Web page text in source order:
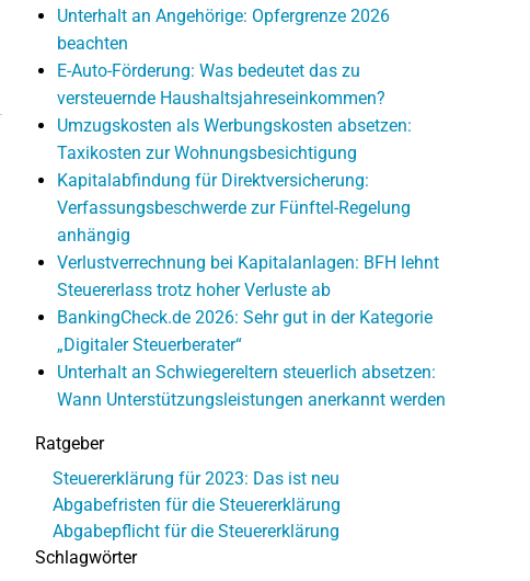
Unterhalt an Angehörige: Opfergrenze 2026
beachten
E-Auto-Förderung: Was bedeutet das zu
versteuernde Haushaltsjahreseinkommen?
Umzugskosten als Werbungskosten absetzen:
Taxikosten zur Wohnungsbesichtigung
Kapitalabfindung für Direktversicherung:
Verfassungsbeschwerde zur Fünftel-Regelung
anhängig
Verlustverrechnung bei Kapitalanlagen: BFH lehnt
Steuererlass trotz hoher Verluste ab
BankingCheck.de 2026: Sehr gut in der Kategorie
„Digitaler Steuerberater“
Unterhalt an Schwiegereltern steuerlich absetzen:
Wann Unterstützungsleistungen anerkannt werden
Ratgeber
Steuererklärung für 2023: Das ist neu
Abgabefristen für die Steuererklärung
Abgabepflicht für die Steuererklärung
Schlagwörter